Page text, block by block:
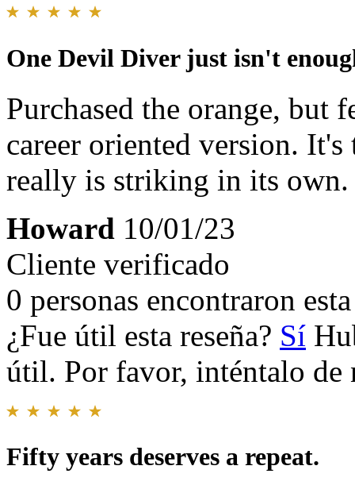
One Devil Diver just isn't
Purchased the orange, but
career oriented version.
really is striking in its own.
Howard 10/01/23
Cliente verificado
0 personas encontraron
¿Fue útil esta reseña? Sí
útil. Por favor, inténtalo de
Fifty years deserves a repeat.